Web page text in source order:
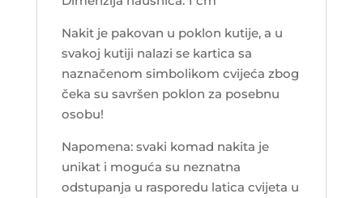
Nakit je pakovan u poklon kutije, a u
svakoj kutiji nalazi se kartica sa
naznačenom simbolikom cvijeća zbog
čeka su savršen poklon za posebnu
osobu!
Napomena: svaki komad nakita je
unikat i moguća su neznatna
odstupanja u rasporedu latica cvijeta u